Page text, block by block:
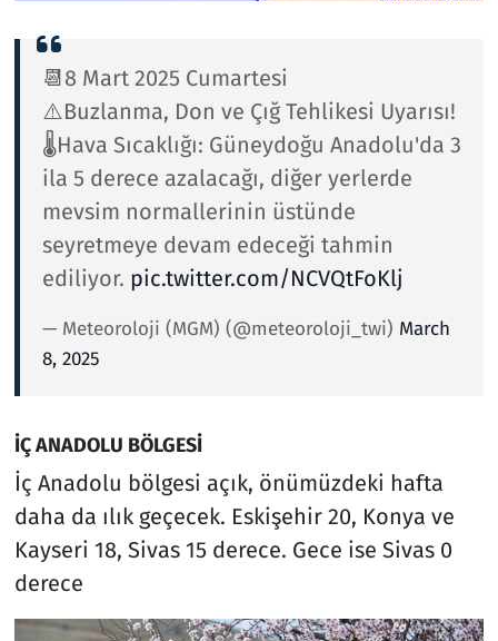
📆8 Mart 2025 Cumartesi
⚠️Buzlanma, Don ve Çığ Tehlikesi Uyarısı!
🌡️Hava Sıcaklığı: Güneydoğu Anadolu'da 3
ila 5 derece azalacağı, diğer yerlerde
mevsim normallerinin üstünde
seyretmeye devam edeceği tahmin
ediliyor. pic.twitter.com/NCVQtFoKlj
— Meteoroloji (MGM) (@meteoroloji_twi) March
8, 2025
İÇ ANADOLU BÖLGESİ
İç Anadolu bölgesi açık, önümüzdeki hafta
daha da ılık geçecek. Eskişehir 20, Konya ve
Kayseri 18, Sivas 15 derece. Gece ise Sivas 0
derece